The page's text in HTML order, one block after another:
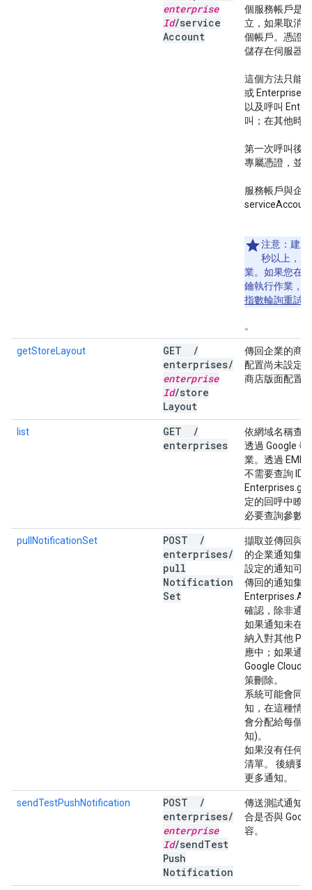
enterprise
Id/service
Account
個服務帳戶是
立，如果取消
個帳戶。憑證
儲存在伺服器
這個方法只能
或
以及呼叫
叫；在其他時
第一次呼叫後
專屬憑證，並
服務帳戶與企
注意： 建立
秒以上，
業。如果您在
鑰執行作業，
指數輪詢重試
。
getStoreLayout GET
/
enterprises/
enterprise
Id/store
Layout
傳回企業的商
配置尚未設定
商店版面配置
list GET
/
enterprises
依網域名稱查
透過 Google
業。透過 EMM
不需要查詢 ID
定的回呼中瞭
必要查詢參數：
pullNotificationSet POST
/
enterprises/
pull
Notification
Set
擷取並傳回與
的企業通知集
設定的通知可
傳回的通知集
確認，除非通
如果通知未在
納入對其他
應中；如果通
Google Cloud
策刪除。
系統可能會同
知，在這種情
會分配給每個
知)。
如果沒有任何
清單。 後續要
更多通知。
sendTestPushNotification POST
/
enterprises/
enterprise
Id/sendTest
Push
Notification
傳送測試通知
合是否與
容。